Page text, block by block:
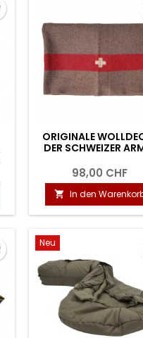
ORIGINALE
DER SCHWEIZER
98,00 CHF
 In den
Neu